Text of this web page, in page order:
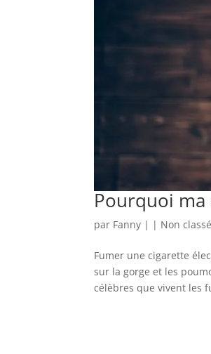
Pourquoi
par Fanny | | Non classé
Fumer une cigarette
sur la gorge et les
célèbres que vivent les